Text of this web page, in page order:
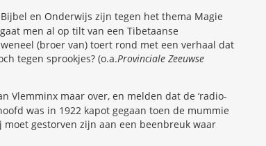
en Onderwijs zijn tegen het thema Magie
men al op tilt van een Tibetaanse
(broer van) toert rond met een verhaal dat
tegen sprookjes? (o.a.Provinciale Zeeuwse
Vlemminx maar over, en melden dat de ‘radio-
was in 1922 kapot gegaan toen de mummie
gestorven zijn aan een beenbreuk waar